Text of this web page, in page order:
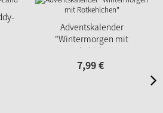
Adventskalender
"Wintermorgen mit
Rotkehlchen"
7,99€